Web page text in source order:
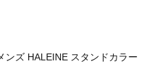
ンズ HALEINE スタンドカラー